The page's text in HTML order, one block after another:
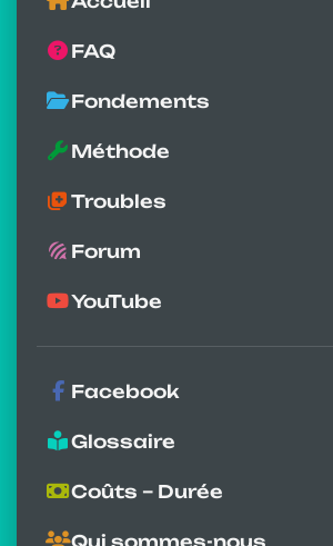
FAQ
Fondements
Méthode
Troubles
Forum
YouTube
Facebook
Glossaire
Coûts – Durée